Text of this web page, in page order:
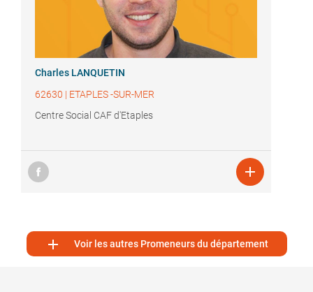
Charles LANQUETIN
62630 | ETAPLES -SUR-MER
Centre Social CAF d'Etaples

 Voir les autres Promeneurs du département